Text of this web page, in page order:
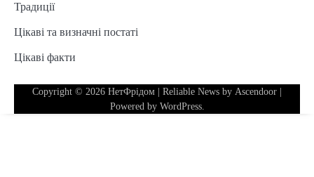
Традиції
Цікаві та визначні постаті
Цікаві факти
Copyright © 2026 НетФрідом | Reliable News by Ascendoor
Powered by WordPress.